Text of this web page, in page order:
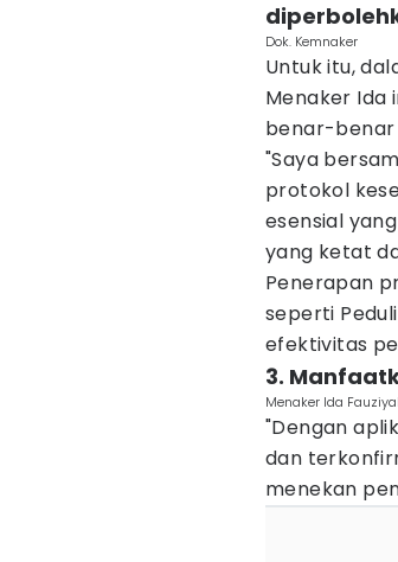
Dok. Kemnaker
Untuk itu,
Menaker Ida
benar-benar
"Saya
protokol
esensial
yang ketat
Penerapan
seperti
efektivitas
3.
Menaker Ida
"Dengan
dan
menekan